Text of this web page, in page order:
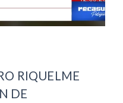
RIQUELME
DE